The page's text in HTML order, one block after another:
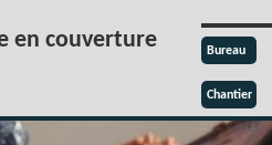
en couverture Bureau
Chantier